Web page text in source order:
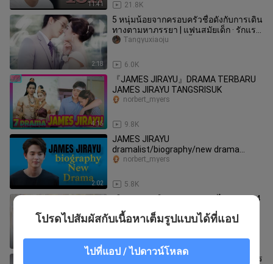
11:41 21.8K
2:18
5 หนุ่มน้อยจากครอบครัวชื่อดังกับการเดิน
ทางตามหาภรรยา | แฟนสมัยเด็ก · รักแรก
พบ · พัฒนาการสัตว์เลี้ยงแ
6.0K
Tangyuxiaoju
4:15
『JAMES JIRAYU』DRAMA TERBARU
JAMES JIRAYU TANGSRISUK
9.8K
norbert_myers
2:02
JAMES JIRAYU
dramalist/biography/new drama
update
5.8K
norbert_myers
【หวานมาก】รวมฉากละครไทยวิชวล 4
เรื่อง
24.5K
Lelehaoji
"เธอกับฉันสนใจจะเจอกัน" ▶เพดานละคร
โปรดไปสัมผัสกับเนื้อหาเต็มรูปแบบได้ที่แอป
ไปที่แอป / ไปดาวน์โหลด